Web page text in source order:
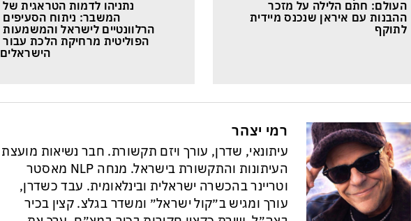
העולם: חתם הלילה על מזכר
ההבנות עם איראן שנכנס מיידית
לתוקף
נתניהו לדמות הטראגית של
המשבר: ניתוח הסעיפים
הרלוונטיים לישראל והמשמעות
הפוליטית מרחיקת הלכת עבור
הישראלים
רמי יצהר
עיתונאי, שדרן, עורך ויזם תקשורת. חבר נשיאות מועצת
העיתונות והתקשורת בישראל. מנחה NLP מאסטר
וטריינר בהכשרה ישראלית ובינלאומית. עבד כשדרן,
עורך ומגיש ב״קול ישראל״ ומשדר בגלצ. קצין בכיר